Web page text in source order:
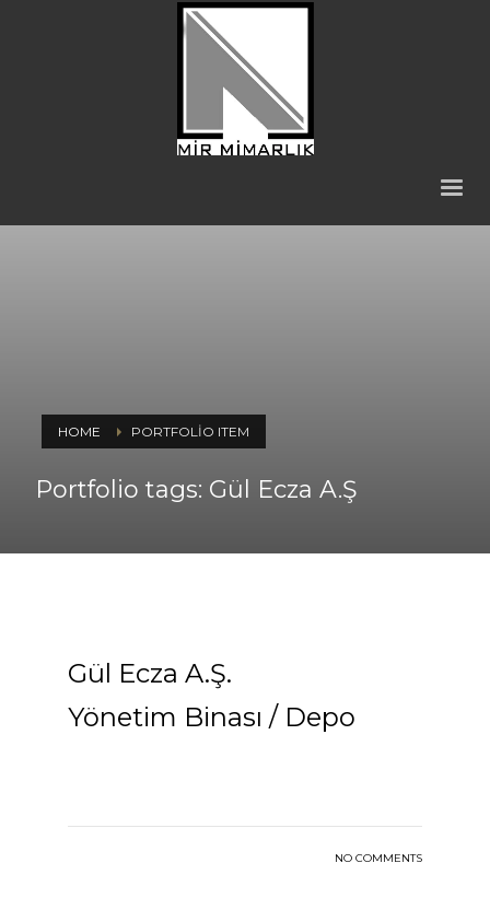
HOME PORTFOLIO ITEM
Portfolio tags: Gül Ecza A.Ş
Gül Ecza A.Ş.
Yönetim Binası / Depo
NO COMMENTS